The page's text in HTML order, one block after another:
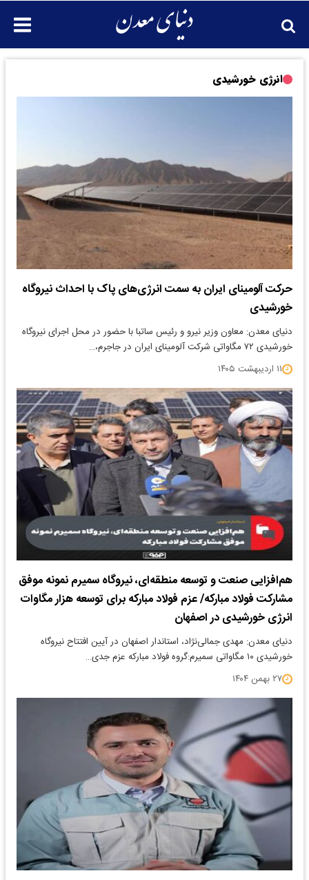
انرژی خورشیدی
حرکت آلومینای ایران به سمت انرژی‌های پاک با احداث نیروگاه
خورشیدی
دنیای معدن: معاون وزیر نیرو و رئیس ساتبا با حضور در محل اجرای نیروگاه
خورشیدی ۷۲ مگاواتی شرکت آلومینای ایران در جاجرم،…
۱۱ اردیبهشت ۱۴۰۵
هم‌افزایی صنعت و توسعه منطقه‌ای، نیروگاه سمیرم نمونه موفق
مشارکت فولاد مبارکه/ عزم فولاد مبارکه برای توسعه هزار مگاوات
انرژی خورشیدی در اصفهان
دنیای معدن: مهدی جمالی‌نژاد، استاندار اصفهان در آیین افتتاح نیروگاه
خورشیدی ۱۰ مگاواتی سمیرم:گروه فولاد مبارکه عزم جدی…
۲۷ بهمن ۱۴۰۴